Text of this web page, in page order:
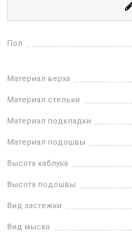
Пол
Материал верха
Материал стельки
Материал подкладки
Материал подошвы
Высота каблука
Высота подошвы
Вид застежки
Вид мыска